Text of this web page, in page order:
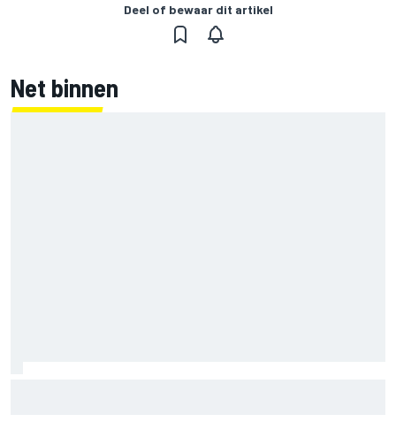
Deel of bewaar dit artikel
Net binnen